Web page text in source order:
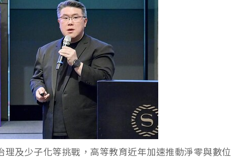
理及少子化等挑戰，高等教育近年加速推動淨零與數位